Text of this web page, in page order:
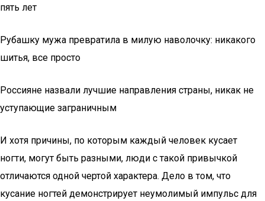
пять лет
Рубашку мужа превратила в милую наволочку: никакого
шитья, все просто
Россияне назвали лучшие направления страны, никак не
уступающие заграничным
И хотя причины, по которым каждый человек кусает
ногти, могут быть разными, люди с такой привычкой
отличаются одной чертой характера. Дело в том, что
кусание ногтей демонстрирует неумолимый импульс для